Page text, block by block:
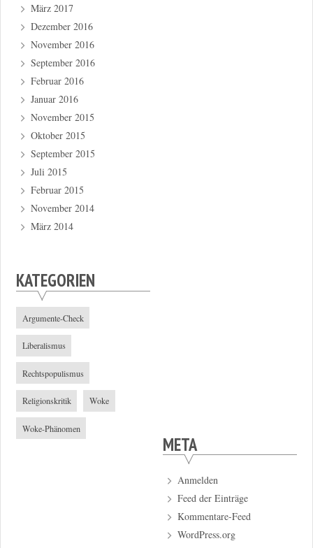
März 2017
Dezember 2016
November 2016
September 2016
Februar 2016
Januar 2016
November 2015
Oktober 2015
September 2015
Juli 2015
Februar 2015
November 2014
März 2014
KATEGORIEN
Argumente-Check
Liberalismus
Rechtspopulismus
Religionskritik Woke
Woke-Phänomen
META
Anmelden
Feed der Einträge
Kommentare-Feed
WordPress.org